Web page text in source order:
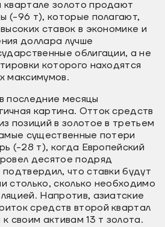
квартале золото продают
(-96 т), которые полагают,
ставок в экономике и
доллара лучше
облигации, а не
которого находятся
максимумов.
последние месяцы
картина. Отток средств
позиций в золотое в третьем
существенные потери
(-28 т), когда Европейский
десятое подряд
что ставки будут
столько, сколько необходимо
Напротив, азиатские
средств второй квартал
своим активам 13 т золота.